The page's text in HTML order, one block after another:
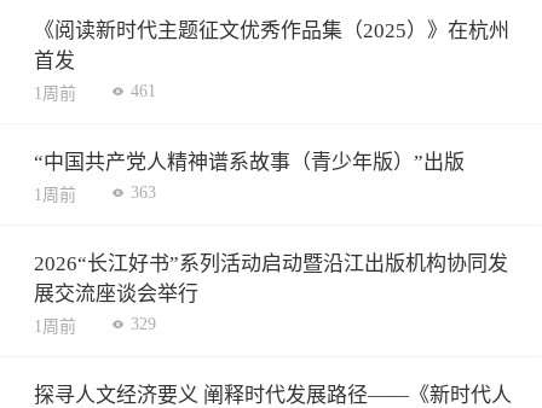
《阅读新时代主题征文优秀作品集（2025）》在杭州
首发
1周前 461
“中国共产党人精神谱系故事（青少年版）”出版
1周前 363
2026“长江好书”系列活动启动暨沿江出版机构协同发
展交流座谈会举行
1周前 329
探寻人文经济要义 阐释时代发展路径——《新时代人